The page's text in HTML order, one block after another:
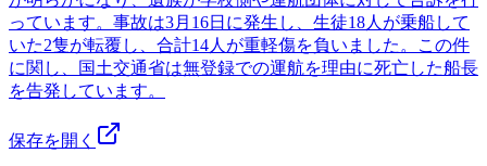
っています。事故は3月16日に発生し、生徒18人が乗船して
いた2隻が転覆し、合計14人が重軽傷を負いました。この件
に関し、国土交通省は無登録での運航を理由に死亡した船長
を告発しています。
保存を開く